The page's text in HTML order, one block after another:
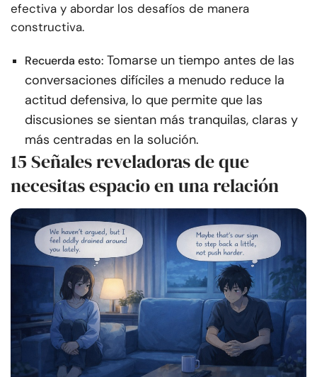
efectiva y abordar los desafíos de manera
constructiva.
Recuerda esto: Tomarse un tiempo antes de las
conversaciones difíciles a menudo reduce la
actitud defensiva, lo que permite que las
discusiones se sientan más tranquilas, claras y
más centradas en la solución.
15 Señales reveladoras de que
necesitas espacio en una relación